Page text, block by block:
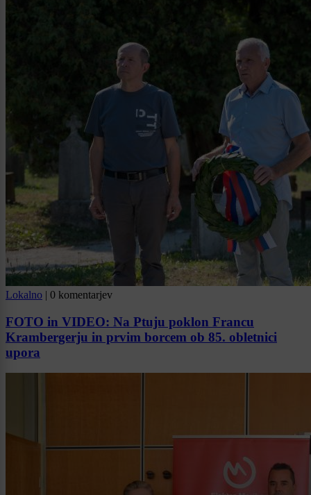
Lokalno | 0 komentarjev
FOTO in VIDEO: Na Ptuju poklon Francu
Krambergerju in prvim borcem ob 85. obletnici
upora